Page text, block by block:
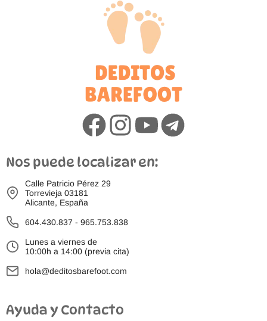
Nos puede localizar en:
Calle Patricio Pérez 29
Torrevieja 03181
Alicante, España
604.430.837 - 965.753.838
Lunes a viernes de
10:00h a 14:00 (previa cita)
hola@deditosbarefoot.com
Ayuda y Contacto